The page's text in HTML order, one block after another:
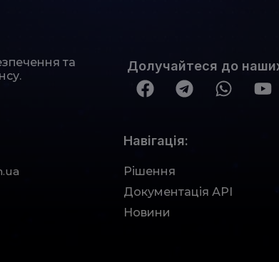
та
Долучайтеся до
Рішення
Документація АРІ
Новини
Навігація: